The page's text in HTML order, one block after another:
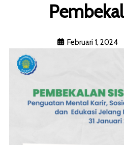
Februari 1, 2024